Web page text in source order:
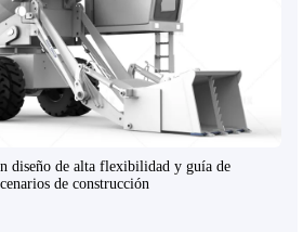
diseño de alta flexibilidad y guía de
de construcción